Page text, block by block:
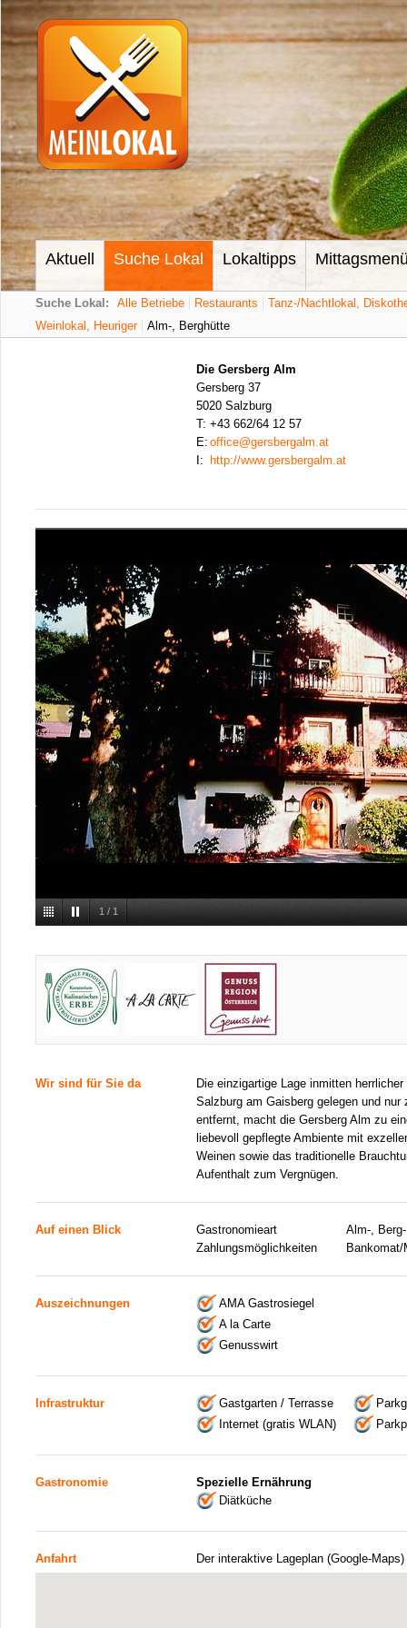
Aktuell Suche Lokal Lokaltipps
Suche Lokal: Alle Betriebe Restaurants
Tanz-/Nachtlokal,
Weinlokal, Heuriger
Alm-, Berghütte
Die Gersberg Alm
Gersberg 37
5020 Salzburg
T: +43 662/64 12 57
E: office@gersbergalm.at
I:
http://www.gersbergalm.at
1 / 1
Wir sind für Sie da
Die einzigartige Lage inmitten
Salzburg am Gaisberg gelegen und
entfernt, macht die Gersberg Alm zu
liebevoll gepflegte Ambiente mit
Weinen sowie das traditionelle
Aufenthalt zum Vergnügen.
Auf einen Blick Gastronomieart
Alm-,
Zahlungsmöglichkeiten
Auszeichnungen
AMA Gastrosiegel
A la Carte
Genusswirt
Infrastruktur Gastgarten / Terrasse
Internet (gratis WLAN)
Gastronomie
Spezielle Ernährung
Diätküche
Anfahrt Der interaktive Lageplan (Google-